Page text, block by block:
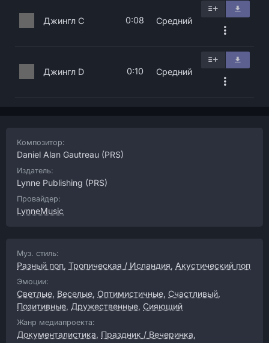
Джингл C 0:08 Средний
Джингл D 0:10 Средний
Композитор:
Daniel Alan Gautreau (PRS)
Издатель:
Lynne Publishing (PRS)
Провайдер:
LynneMusic
Муз. стиль:
Разный поп, Тропическая / Исландия, Акустический поп
Эмоции:
Светлые, Веселые, Оптимистичные, Счастливый,
Позитивные, Дружественные, Сияющий
Жанр медиапроекта:
Документалистика, Праздник / Вечеринка,